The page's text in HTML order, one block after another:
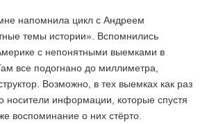
напомнила цикл с Андреем
темы истории». Вспомнились
с непонятными выемками в
все подогнано до миллиметра,
Возможно, в тех выемках как раз
носители информации, которые спустя
воспоминание о них стёрто.